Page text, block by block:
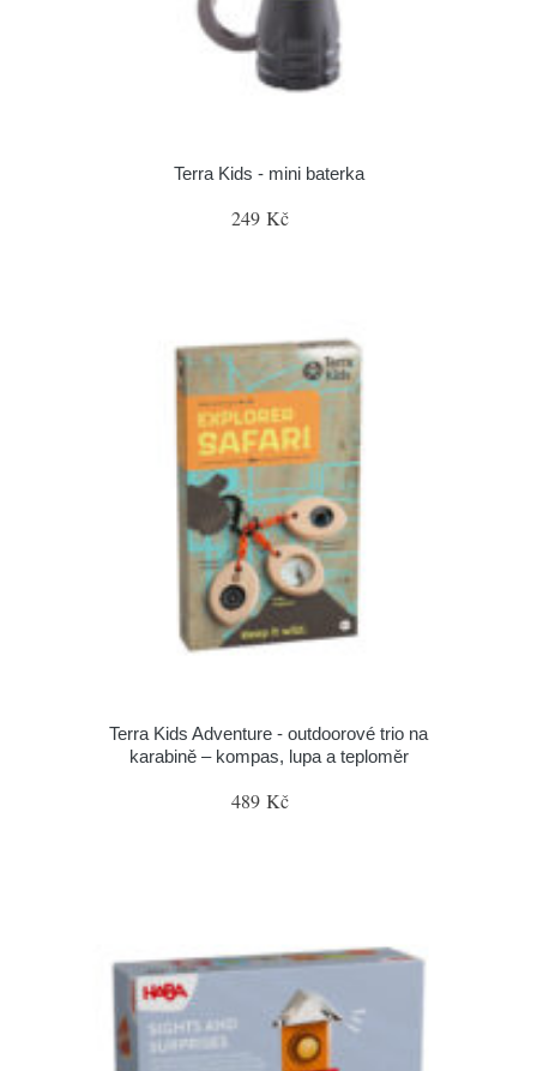
Terra Kids - mini baterka
249 Kč
Terra Kids Adventure - outdoorové trio na
karabině – kompas, lupa a teploměr
489 Kč